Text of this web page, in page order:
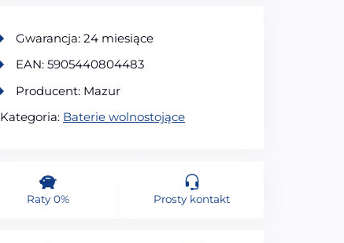
Gwarancja: 24 miesiące
EAN: 5905440804483
Producent: Mazur
Kategoria: Baterie wolnostojące
Raty 0% Prosty kontakt